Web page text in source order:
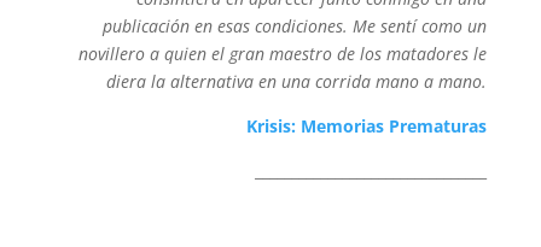
publicación en esas condiciones. Me sentí como un
novillero a quien el gran maestro de los matadores le
diera la alternativa en una corrida mano a mano.
Krisis: Memorias Prematuras